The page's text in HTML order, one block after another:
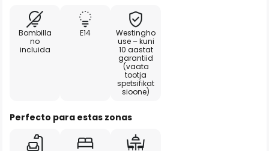
Bombilla
no
incluida
E14
Westingho
use – kuni
10 aastat
garantiid
(vaata
tootja
spetsifikat
sioone)
Perfecto para estas zonas